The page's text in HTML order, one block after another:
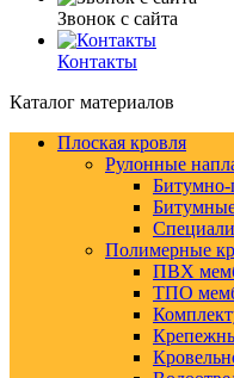
Звонок с сайта
Контакты
Каталог материалов
Плоская кровля
Рулонные
Полимерные
ПВХ
ТПО